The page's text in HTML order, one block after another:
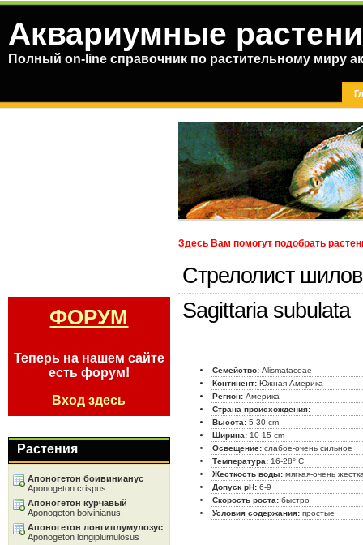
Аквариумные
Полный on-line справочник по растительному миру
Здесь Вам помогут подобрать
Стрелолист
Sagittaria subulata
Семейство: Alismataceae
Континент: Южная Америка
Регион: Америка
Страна происхождения:
Высота: 5-30 cm
Ширина: 10-15 cm
Освещение: слабое-очень сильное
Температура: 16-28° C
Жесткость воды: мягкая-очень
Допуск pH: 6-9
Скорость роста: быстро
Условия содержания: простые
ФОРУМ
Теперь на нашем сайте
есть форум!
Вход здесь
Растения
Апоногетон боивинианус
Aponogeton crispus
Апоногетон курчавый
Aponogeton boivinianus
Апоногетон лонгиплумулозус
Aponogeton longiplumulosus